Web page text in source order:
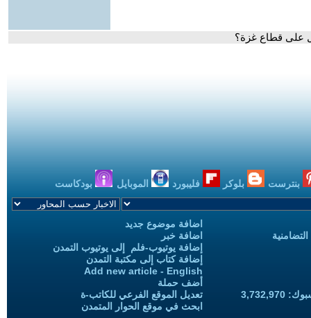
على قطاع غزة؟
بنترست بلوكر فليبورد الموبايل بودكاست
اضافة موضوع جديد
اضافة خبر
إضافة يوتيوب-فلم إلى يوتيوب التمدن
إضافة كتاب إلى مكتبة التمدن
Add new article - English
أضف حملة
تعديل الموقع الفرعي للكاتب-ة
ابحث في موقع الحوار المتمدن